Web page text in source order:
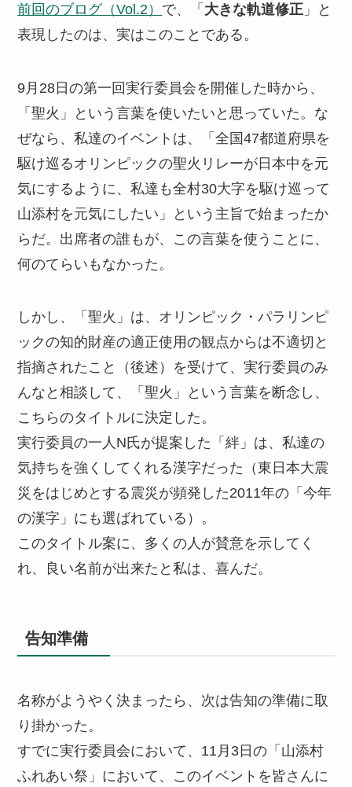
前回のブログ（Vol.2） で、「 大きな軌道修正 」と
表現したのは、実はこのことである。
9月28日の第一回実行委員会を開催した時から、
「聖火」という言葉を使いたいと思っていた。な
ぜなら、私達のイベントは、「全国47都道府県を
駆け巡るオリンピックの聖火リレーが日本中を元
気にするように、私達も全村30大字を駆け巡って
山添村を元気にしたい」という主旨で始まったか
らだ。出席者の誰もが、この言葉を使うことに、
何のてらいもなかった。
しかし、「聖火」は、オリンピック・パラリンピ
ックの知的財産の適正使用の観点からは不適切と
指摘されたこと（後述）を受けて、実行委員のみ
んなと相談して、「聖火」という言葉を断念し、
こちらのタイトルに決定した。
実行委員の一人N氏が提案した「絆」は、私達の
気持ちを強くしてくれる漢字だった（東日本大震
災をはじめとする震災が頻発した2011年の「今年
の漢字」にも選ばれている）。
このタイトル案に、多くの人が賛意を示してく
れ、良い名前が出来たと私は、喜んだ。
告知準備
名称がようやく決まったら、次は告知の準備に取
り掛かった。
すでに実行委員会において、11月3日の「山添村
ふれあい祭」において、このイベントを皆さんに